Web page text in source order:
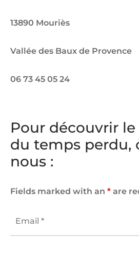
13890 Mouriès
Vallée des Baux de Provence
06 73 45 05 24
Pour découvrir
du temps perdu,
nous :
Fields marked with an * are
Email *